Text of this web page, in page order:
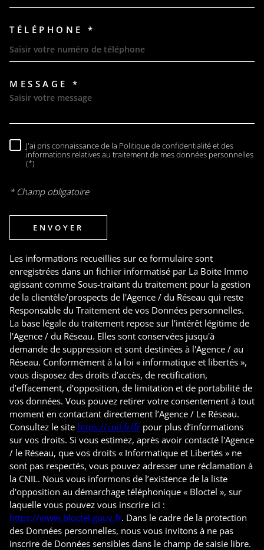
TÉLÉPHONE *
MESSAGE *
RÈGLEMENTATION
J'ai pris connaissance de la Politique de confidentialité et des
informations relatives au traitement de mes données personnelles
(*)
* Champ obligatoire
ENVOYER
Les informations recueillies sur ce formulaire sont
enregistrées dans un fichier informatisé par La Boite Immo
agissant comme Sous-traitant du traitement pour la gestion
de la clientèle/prospects de l'Agence / du Réseau qui reste
Responsable du Traitement de vos Données personnelles.
La base légale du traitement repose sur l'intérêt légitime de
l'Agence / du Réseau. Elles sont conservées jusqu'à
demande de suppression et sont destinées à l'Agence / au
Réseau. Conformément à la loi « informatique et libertés »,
vous disposez des droits d’accès, de rectification,
d’effacement, d’opposition, de limitation et de portabilité de
vos données. Vous pouvez retirer votre consentement à tout
moment en contactant directement l’Agence / Le Réseau.
Consultez le site https://cnil.fr/fr pour plus d’informations
sur vos droits. Si vous estimez, après avoir contacté l'Agence
/ le Réseau, que vos droits « Informatique et Libertés » ne
sont pas respectés, vous pouvez adresser une réclamation à
la CNIL. Nous vous informons de l’existence de la liste
d'opposition au démarchage téléphonique « Bloctel », sur
laquelle vous pouvez vous inscrire ici :
https://www.bloctel.gouv.fr. Dans le cadre de la protection
des Données personnelles, nous vous invitons à ne pas
inscrire de Données sensibles dans le champ de saisie libre.